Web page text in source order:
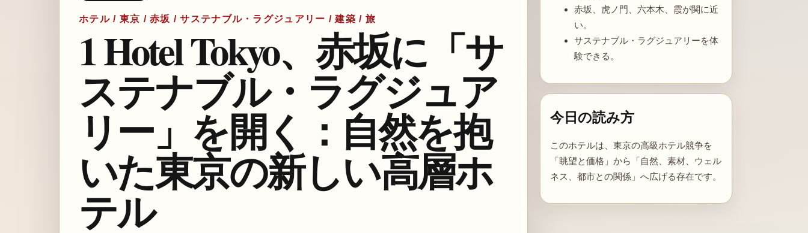
ホテル / 東京 / 赤坂 / サステナブル・ラグジュアリー / 建築 / 旅
1 Hotel Tokyo、赤坂に「サ
ステナブル・ラグジュア
リー」を開く：自然を抱
いた東京の新しい高層ホ
テル
赤坂、虎ノ門、六本木、霞が関に近
い。
サステナブル・ラグジュアリーを体
験できる。
今日の読み方
このホテルは、東京の高級ホテル競争を
「眺望と価格」から「自然、素材、ウェル
ネス、都市との関係」へ広げる存在です。